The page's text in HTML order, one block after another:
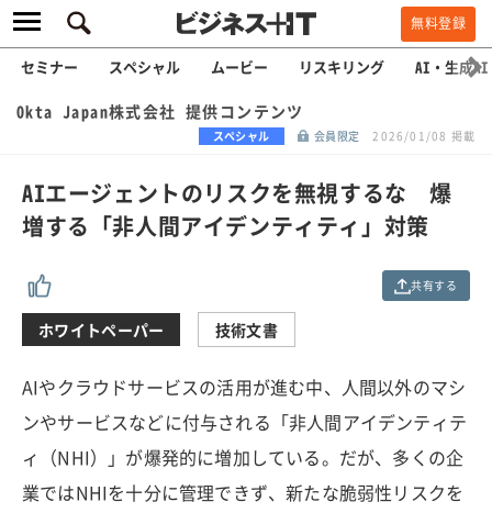
無料登録
セミナー スペシャル ムービー リスキリング AI・生成AI
Okta Japan株式会社 提供コンテンツ
スペシャル 会員限定 2026/01/08 掲載
AIエージェントのリスクを無視するな 爆
増する「非人間アイデンティティ」対策
共有する
ホワイトペーパー 技術文書
AIやクラウドサービスの活用が進む中、人間以外のマシ
ンやサービスなどに付与される「非人間アイデンティテ
ィ（NHI）」が爆発的に増加している。だが、多くの企
業ではNHIを十分に管理できず、新たな脆弱性リスクを